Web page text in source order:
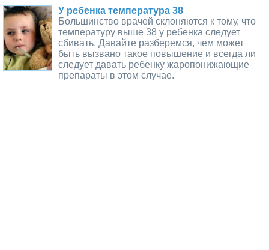
У ребенка температура 38
Большинство врачей склоняются к тому, что
температуру выше 38 у ребенка следует
сбивать. Давайте разберемся, чем может
быть вызвано такое повышение и всегда ли
следует давать ребенку жаропонижающие
препараты в этом случае.